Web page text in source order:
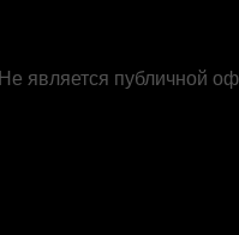
Не является публичной